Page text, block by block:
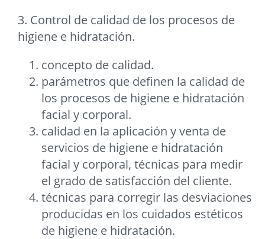
3. Control de calidad de los procesos de
higiene e hidratación.
concepto de calidad.
parámetros que definen la calidad de
los procesos de higiene e hidratación
facial y corporal.
calidad en la aplicación y venta de
servicios de higiene e hidratación
facial y corporal, técnicas para medir
el grado de satisfacción del cliente.
técnicas para corregir las desviaciones
producidas en los cuidados estéticos
de higiene e hidratación.